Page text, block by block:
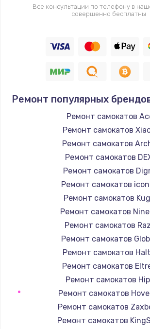
Заказать
560 руб.
600 руб.
Заказать
Ремонт капучинатора
Заказать
Настройка
Заказать
Чистка с разбором
Заказать
Все консультации по телефону в
совершенно бесплатны
Ремонт популярных
Ремонт самокатов
Ремонт самокатов
Ремонт самокатов
Ремонт самокатов
Ремонт самокатов
Ремонт самокатов
Ремонт самокатов
Ремонт самокатов
Ремонт самокатов
Ремонт самокатов
Ремонт самокатов
Ремонт самокатов
Ремонт самокатов
Ремонт самокатов
Ремонт самокатов
Ремонт самокатов